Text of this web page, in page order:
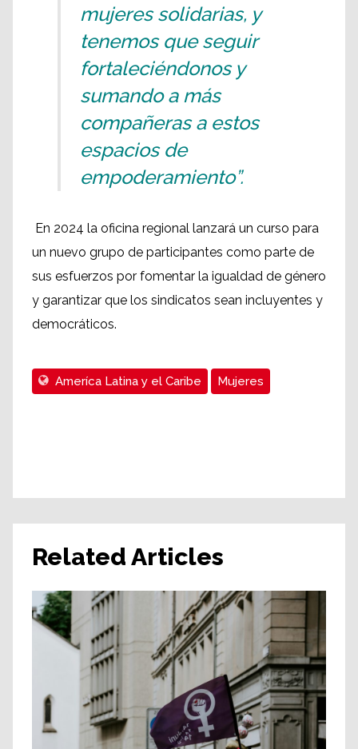
mujeres solidarias, y
tenemos que seguir
fortaleciéndonos y
sumando a más
compañeras a estos
espacios de
empoderamiento”.
En 2024 la oficina regional lanzará un curso para
un nuevo grupo de participantes como parte de
sus esfuerzos por fomentar la igualdad de género
y garantizar que los sindicatos sean incluyentes y
democráticos.
Ameríca Latina y el Caribe Mujeres
Related Articles